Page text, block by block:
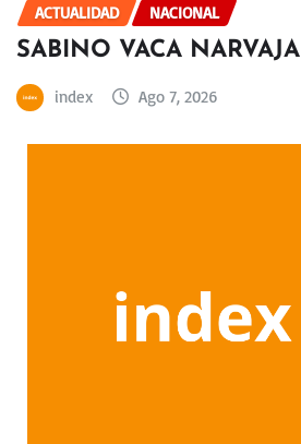
ACTUALIDAD NACIONAL
SABINO VACA NARVAJA
index Ago 7, 2026